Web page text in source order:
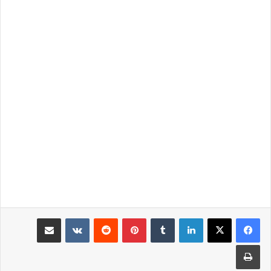
لينكدإن بينتيريست
مشاركة عبر البريد
طباعة